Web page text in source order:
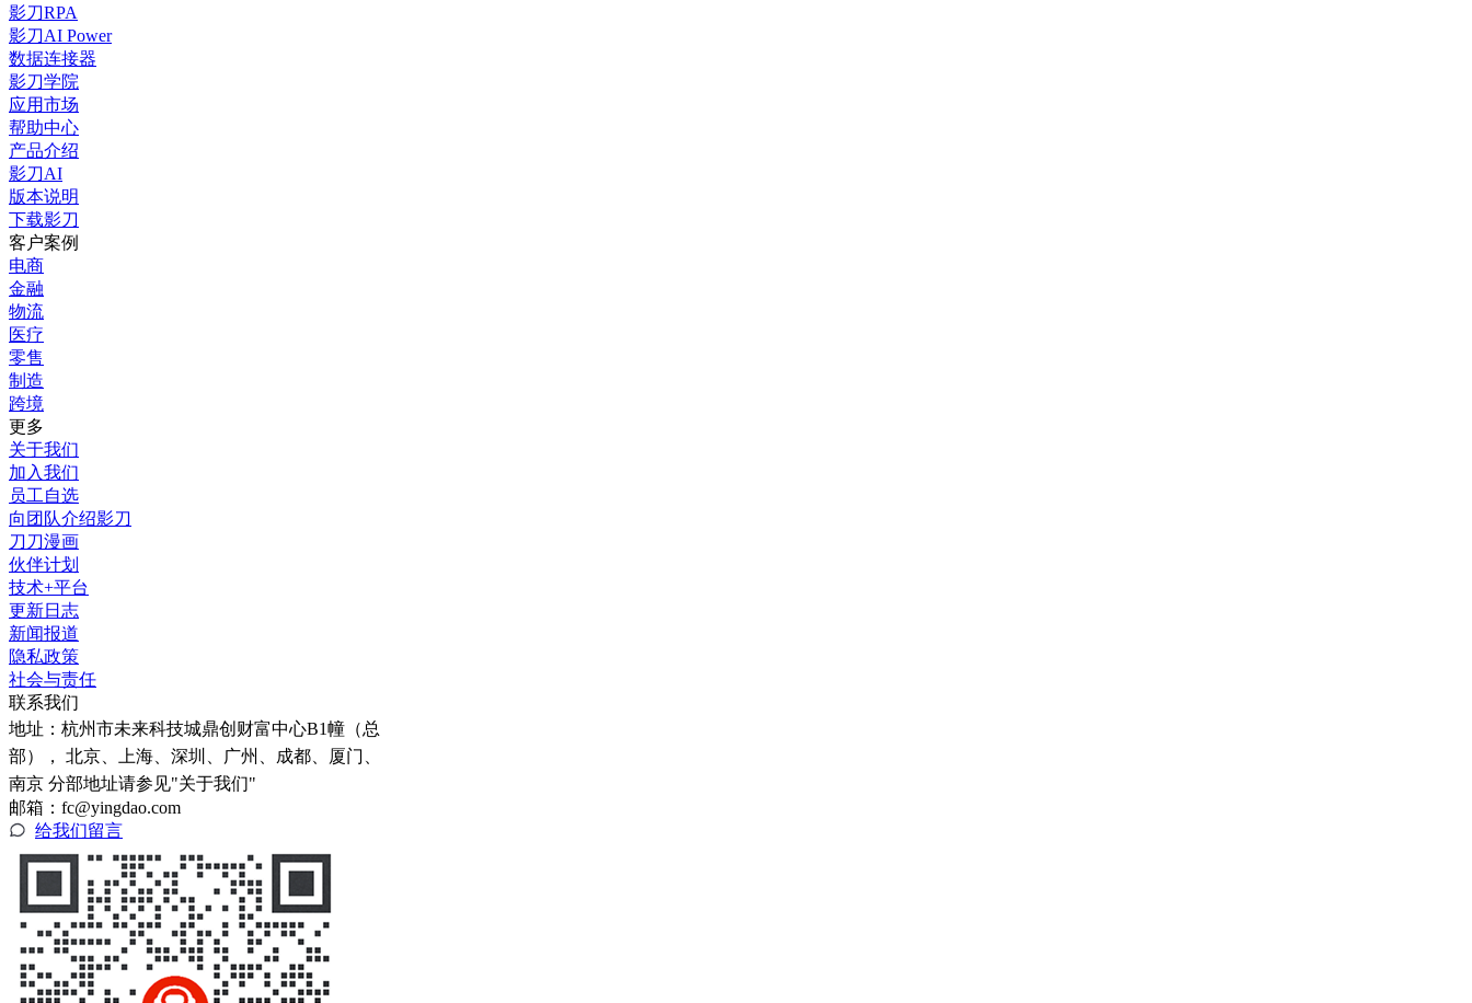
影刀RPA
影刀AI Power
数据连接器
影刀学院
应用市场
帮助中心
产品介绍
影刀AI
版本说明
下载影刀
客户案例
电商
金融
物流
医疗
零售
制造
跨境
更多
关于我们
加入我们
员工自选
向团队介绍影刀
刀刀漫画
伙伴计划
技术+平台
更新日志
新闻报道
隐私政策
社会与责任
联系我们
地址： 杭州市未来科技城鼎创财富中心B1幢（总
部）， 北京、上海、深圳、广州、成都、厦门、
南京 分部地址请参见"关于我们"
邮箱：fc@yingdao.com
给我们留言